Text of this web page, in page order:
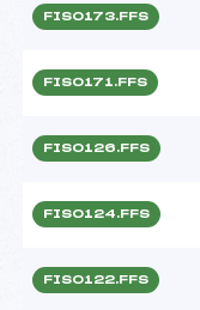
FIS0173.FFS
FIS0171.FFS
FIS0126.FFS
FIS0124.FFS
FIS0122.FFS